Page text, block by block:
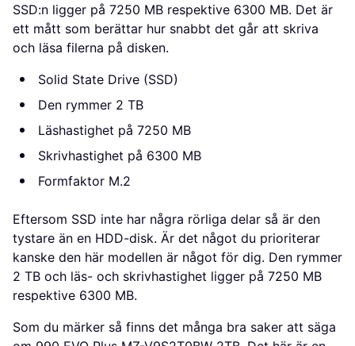
SSD:n ligger på 7250 MB respektive 6300 MB. Det är
ett mått som berättar hur snabbt det går att skriva
och läsa filerna på disken.
Solid State Drive (SSD)
Den rymmer 2 TB
Läshastighet på 7250 MB
Skrivhastighet på 6300 MB
Formfaktor M.2
Eftersom SSD inte har några rörliga delar så är den
tystare än en HDD-disk. Är det något du prioriterar
kanske den här modellen är något för dig. Den rymmer
2 TB och läs- och skrivhastighet ligger på 7250 MB
respektive 6300 MB.
Som du märker så finns det många bra saker att säga